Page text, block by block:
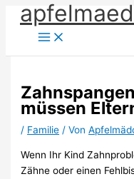
Zum
Inhalt
springen
müssen
/ Familie / Von
Wenn Ihr Kind
Zähne oder einen